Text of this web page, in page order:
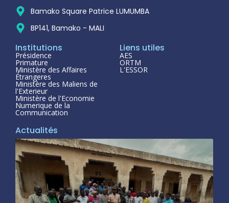
Bamako Square Patrice LUMUMBA
BP141, Bamako - MALI
Institutions
Présidence
Primature
Ministère des Affaires
Étrangeres
Ministère des Maliens de
l'Exterieur
Ministère de l'Economie
Numerique de la
Communication
Liens utiles
AES
ORTM
L'ESSOR
Actualités